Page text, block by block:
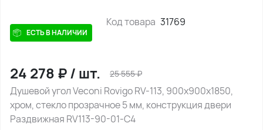
ЕСТЬ В НАЛИЧИИ
Код товара 31769
24 278 ₽/ шт. 25 555₽
Душевой угол Veconi Rovigo RV-113, 900x900x1850,
хром, стекло прозрачное 5 мм, конструкция двери
Раздвижная RV113-90-01-C4